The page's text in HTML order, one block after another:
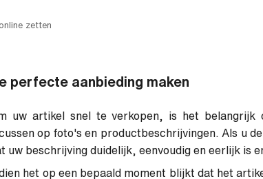
zetten
perfecte aanbieding maken
uw artikel snel te verkopen, is het
op foto's en productbeschrijvingen. Als u
uw beschrijving duidelijk, eenvoudig en eerlijk is
het op een bepaald moment blijkt dat het